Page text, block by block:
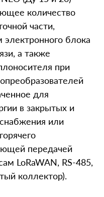
количество
части,
блока
а также
при
для
в закрытых и
или
передачей
LoRaWAN, RS-485,
коллектор).